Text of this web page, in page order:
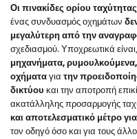
Οι πινακίδες ορίου ταχύτητας
ένας συνδυασμός οχημάτων
μεγαλύτερη από την
σχεδιασμού. Υποχρεωτικά
μηχανήματα,
οχήματαγια την
δικτύου και την αποτροπή
ακατάλληλης προσαρμογής
και αποτελεσματικό μέτρο
τον οδηγό όσο και για τους